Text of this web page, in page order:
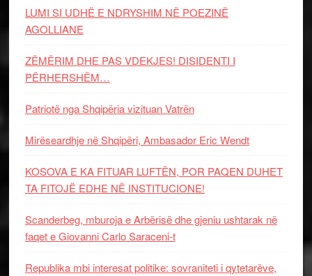
LUMI SI UDHË E NDRYSHIM NË POEZINË
AGOLLIANE
ZËMËRIM DHE PAS VDEKJES! DISIDENTI I
PËRHERSHËM…
Patriotë nga Shqipëria vizituan Vatrën
Mirëseardhje në Shqipëri, Ambasador Eric Wendt
KOSOVA E KA FITUAR LUFTËN, POR PAQEN DUHET
TA FITOJË EDHE NË INSTITUCIONE!
Scanderbeg, mburoja e Arbërisë dhe gjeniu ushtarak në
faqet e Giovanni Carlo Saraceni-t
Republika mbi interesat politike: sovraniteti i qytetarëve,